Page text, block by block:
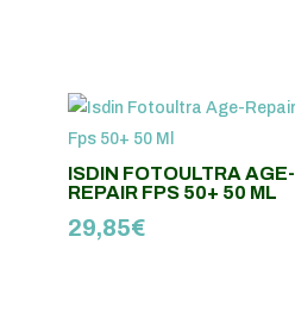
ISDIN FOTOULTRA AGE-
REPAIR FPS 50+ 50 ML
29,85€